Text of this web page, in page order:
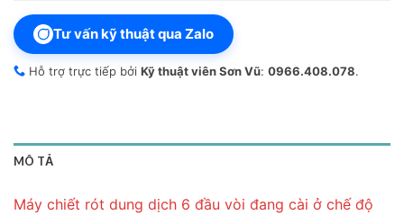
Tư vấn kỹ thuật qua Zalo
Hỗ trợ trực tiếp bởi Kỹ thuật viên Sơn Vũ: 0966.408.078.
MÔ TẢ
Máy chiết rót dung dịch 6 đầu vòi đang cài ở chế độ